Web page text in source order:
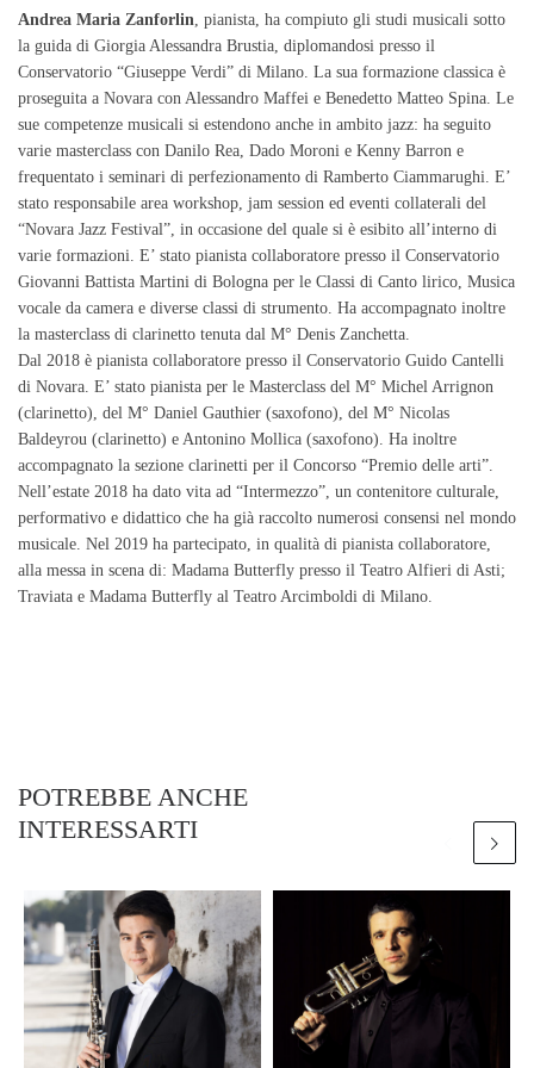
Andrea Maria Zanforlin , pianista, ha compiuto gli studi musicali sotto
la guida di Giorgia Alessandra Brustia, diplomandosi presso il
Conservatorio “Giuseppe Verdi” di Milano. La sua formazione classica è
proseguita a Novara con Alessandro Maffei e Benedetto Matteo Spina. Le
sue competenze musicali si estendono anche in ambito jazz: ha seguito
varie masterclass con Danilo Rea, Dado Moroni e Kenny Barron e
frequentato i seminari di perfezionamento di Ramberto Ciammarughi. E’
stato responsabile area workshop, jam session ed eventi collaterali del
“Novara Jazz Festival”, in occasione del quale si è esibito all’interno di
varie formazioni. E’ stato pianista collaboratore presso il Conservatorio
Giovanni Battista Martini di Bologna per le Classi di Canto lirico, Musica
vocale da camera e diverse classi di strumento. Ha accompagnato inoltre
la masterclass di clarinetto tenuta dal M° Denis Zanchetta.
Dal 2018 è pianista collaboratore presso il Conservatorio Guido Cantelli
di Novara. E’ stato pianista per le Masterclass del M° Michel Arrignon
(clarinetto), del M° Daniel Gauthier (saxofono), del M° Nicolas
Baldeyrou (clarinetto) e Antonino Mollica (saxofono). Ha inoltre
accompagnato la sezione clarinetti per il Concorso “Premio delle arti”.
Nell’estate 2018 ha dato vita ad “Intermezzo”, un contenitore culturale,
performativo e didattico che ha già raccolto numerosi consensi nel mondo
musicale. Nel 2019 ha partecipato, in qualità di pianista collaboratore,
alla messa in scena di: Madama Butterfly presso il Teatro Alfieri di Asti;
Traviata e Madama Butterfly al Teatro Arcimboldi di Milano.
POTREBBE ANCHE
INTERESSARTI